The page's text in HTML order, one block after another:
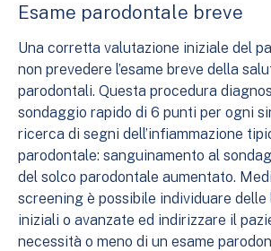
Esame parodontale breve
Una corretta valutazione iniziale del
non prevedere l’esame breve della
parodontali. Questa procedura
sondaggio rapido di 6 punti per ogni
ricerca di segni dell’infiammazione
parodontale: sanguinamento al
del solco parodontale aumentato.
screening è possibile individuare
iniziali o avanzate ed indirizzare il
necessità o meno di un esame